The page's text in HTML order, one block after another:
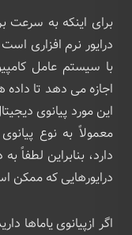
برای اینکه به سرعت
درایور نرم افزاری
با سیستم عامل
اجازه می دهد تا
این مورد پیانوی
معمولاً به نوع
دارد، بنابراین لطفاً
درایورهایی که ممکن
اگر ازپیانوی یاماها